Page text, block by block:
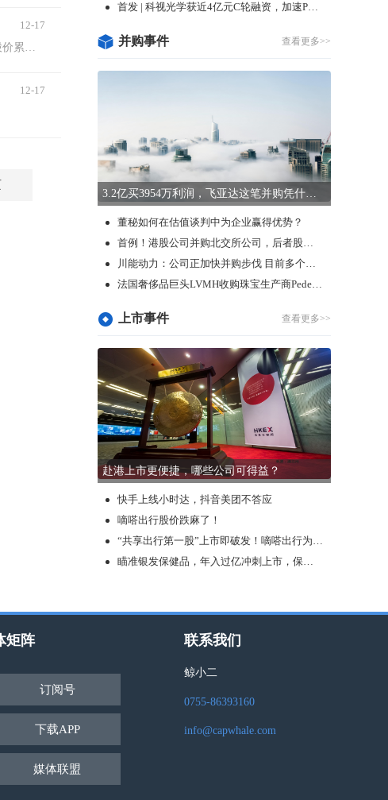
12-17
文 / 八真 最近，沉寂已久的民生银行（60016.SH、01988.HK）在资本市场迎来一波涨势。 11月18日和19日，其A股股价累计大涨超10%，...
12-17
首发 | 科视光学获近4亿元C轮融资，加速PCB、光伏及半导体领域光刻项目量产
并购事件 查看更多>>
3.2亿买3954万利润，飞亚达这笔并购凭什么让市场兴奋？
董秘如何在估值谈判中为企业赢得优势？
首例！港股公司并购北交所公司，后者股价大涨39%！
川能动力：公司正加快并购步伐 目前多个项目正在推进中
法国奢侈品巨头LVMH收购珠宝生产商Pedemonte
上市事件 查看更多>>
赴港上市更便捷，哪些公司可得益？
快手上线小时达，抖音美团不答应
嘀嗒出行股价跌麻了！
“共享出行第一股”上市即破发！嘀嗒出行为何不受宠？
瞄准银发保健品，年入过亿冲刺上市，保健品行业还有哪些新故事可讲？
矩阵
订阅号
下载APP
媒体联盟
联系我们
鲸小二
0755-86393160
info@capwhale.com